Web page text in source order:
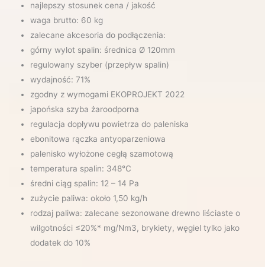
najlepszy stosunek cena / jakość
waga brutto: 60 kg
zalecane akcesoria do podłączenia:
górny wylot spalin: średnica Ø 120mm
regulowany szyber (przepływ spalin)
wydajność: 71%
zgodny z wymogami EKOPROJEKT 2022
japońska szyba żaroodporna
regulacja dopływu powietrza do paleniska
ebonitowa rączka antyoparzeniowa
palenisko wyłożone cegłą szamotową
temperatura spalin: 348°C
średni ciąg spalin: 12 – 14 Pa
zużycie paliwa: około 1,50 kg/h
rodzaj paliwa: zalecane sezonowane drewno liściaste o
wilgotności ≤20%* mg/Nm3, brykiety, węgiel tylko jako
dodatek do 10%